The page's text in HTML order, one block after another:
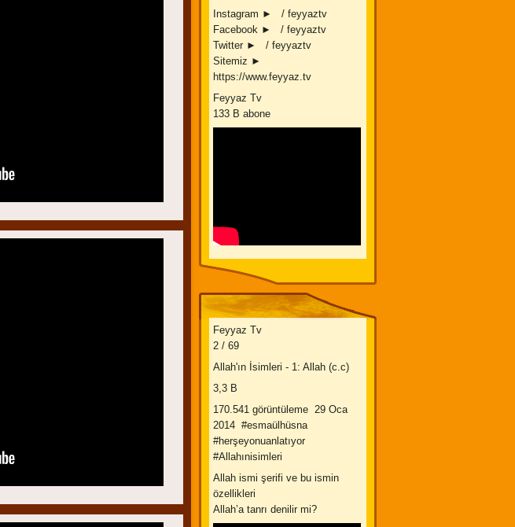
Instagram ► / feyyaztv
Facebook ► / feyyaztv
Twitter ► / feyyaztv
Sitemiz ►
https://www.feyyaz.tv
Feyyaz Tv
133 B abone
Feyyaz Tv
2 / 69
Allah'ın İsimleri - 1: Allah (c.c)
3,3 B
170.541 görüntüleme 29 Oca
2014 #esmaülhüsna
#herşeyonuanlatıyor
#Allahınisimleri
Allah ismi şerifi ve bu ismin
özellikleri
Allah’a tanrı denilir mi?